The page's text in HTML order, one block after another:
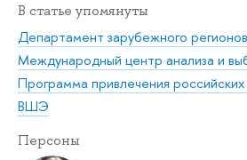
В статье упомянуты
Департамент зарубежного
Международный центр анализа и
Программа привлечения
ВШЭ
Персоны